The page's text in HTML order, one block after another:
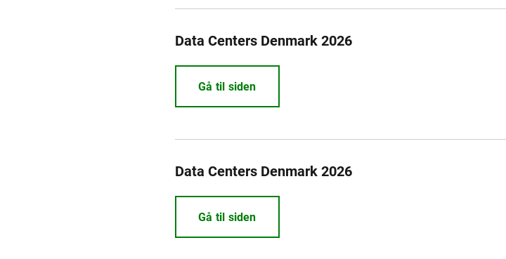
Data Centers Denmark 2026
Gå til siden
Data Centers Denmark 2026
Gå til siden